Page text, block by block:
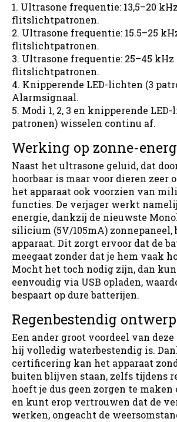
Ultrasone frequentie: 13,5–20
flitslichtpatronen.
Ultrasone frequentie: 15.5–25
flitslichtpatronen.
Ultrasone frequentie: 25–45 kHz
flitslichtpatronen.
Knipperende LED-lichten (3
Alarmsignaal.
Modi 1, 2, 3 en knipperende
patronen) wisselen continu af.
Werking op zonne-
Naast het ultrasone geluid, dat
hoorbaar is maar voor dieren zeer
het apparaat ook voorzien van
functies. De verjager werkt
energie, dankzij de nieuwste
silicium (5V/105mA) zonnepaneel,
apparaat. Dit zorgt ervoor dat de
meegaat zonder dat je hem vaak
Mocht het toch nodig zijn, dan
eenvoudig via USB opladen,
bespaart op dure batterijen.
Regenbestendig ontwerp
Een ander groot voordeel van
hij volledig waterbestendig is.
certificering kan het apparaat
buiten blijven staan, zelfs tijdens
hoeft je dus geen zorgen te
en kunt erop vertrouwen dat de
werken, ongeacht de